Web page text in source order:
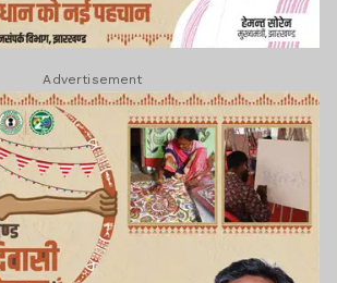
Advertisement